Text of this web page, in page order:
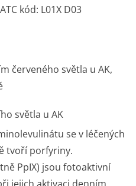
kód: L01X D03
červeného světla u AK,
světla u AK
se v léčených
tvoří porfyriny.
PpIX) jsou fotoaktivní